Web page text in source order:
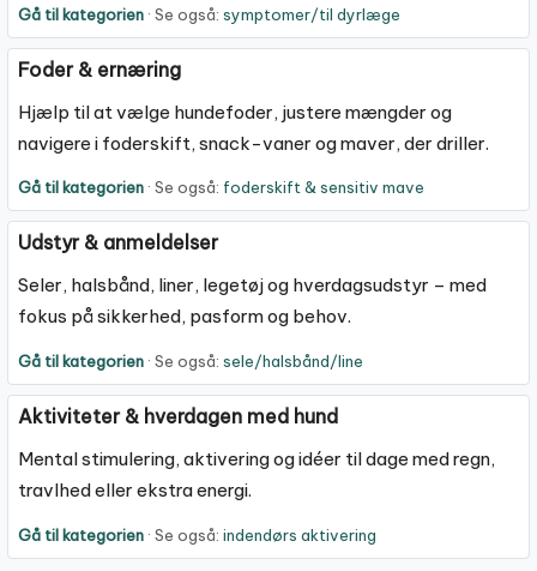
Gå til kategorien · Se også: symptomer/til dyrlæge
Foder & ernæring
Hjælp til at vælge hundefoder, justere mængder og
navigere i foderskift, snack-vaner og maver, der driller.
Gå til kategorien · Se også: foderskift & sensitiv mave
Udstyr & anmeldelser
Seler, halsbånd, liner, legetøj og hverdagsudstyr – med
fokus på sikkerhed, pasform og behov.
Gå til kategorien · Se også: sele/halsbånd/line
Aktiviteter & hverdagen med hund
Mental stimulering, aktivering og idéer til dage med regn,
travlhed eller ekstra energi.
Gå til kategorien · Se også: indendørs aktivering